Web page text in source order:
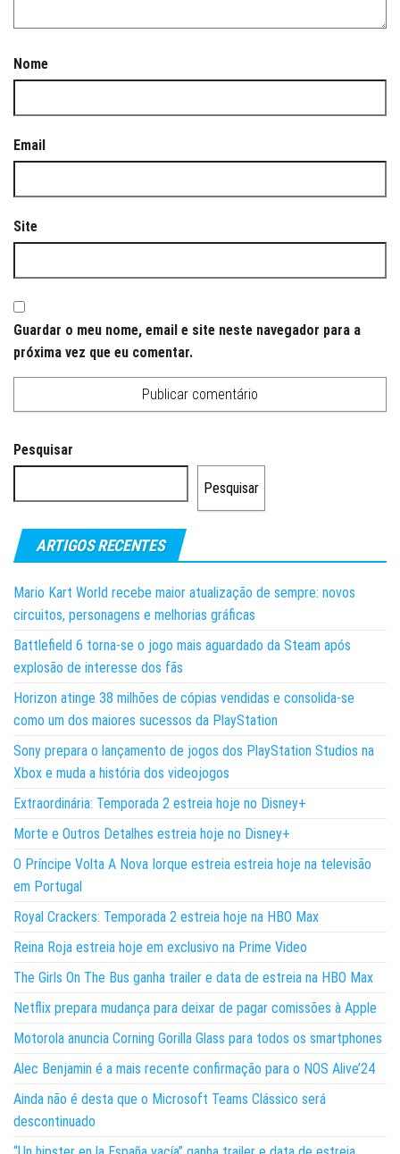
Nome
Email
Site
Guardar o meu nome, email e site neste navegador para a
próxima vez que eu comentar.
Pesquisar
Pesquisar
ARTIGOS RECENTES
Mario Kart World recebe maior atualização de sempre: novos
circuitos, personagens e melhorias gráficas
Battlefield 6 torna-se o jogo mais aguardado da Steam após
explosão de interesse dos fãs
Horizon atinge 38 milhões de cópias vendidas e consolida-se
como um dos maiores sucessos da PlayStation
Sony prepara o lançamento de jogos dos PlayStation Studios na
Xbox e muda a história dos videojogos
Extraordinária: Temporada 2 estreia hoje no Disney+
Morte e Outros Detalhes estreia hoje no Disney+
O Príncipe Volta A Nova Iorque estreia estreia hoje na televisão
em Portugal
Royal Crackers: Temporada 2 estreia hoje na HBO Max
Reina Roja estreia hoje em exclusivo na Prime Video
The Girls On The Bus ganha trailer e data de estreia na HBO Max
Netflix prepara mudança para deixar de pagar comissões à Apple
Motorola anuncia Corning Gorilla Glass para todos os smartphones
Alec Benjamin é a mais recente confirmação para o NOS Alive’24
Ainda não é desta que o Microsoft Teams Clássico será
descontinuado